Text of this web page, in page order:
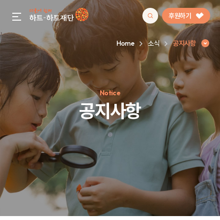
gnb menu open 후원하기
인기 키워드
#정기후원#하트플레이스#캠페인#팬덤후원
Home 소식 공지사항
Notice
공지사항